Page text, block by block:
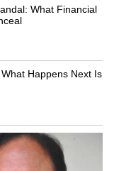
అందుకే, ఈ